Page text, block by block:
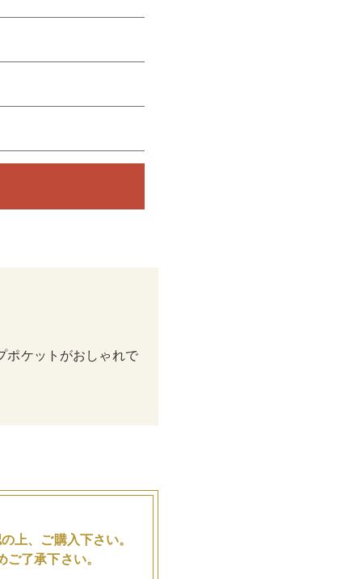
ポケットがおしゃれで
上、ご購入下さい。
了承下さい。